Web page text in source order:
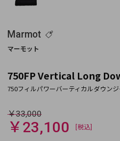
Marmot
750FP Vertical Long
￥33,000
￥23,100 [税込]